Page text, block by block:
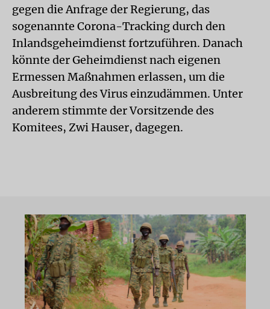
gegen die Anfrage der Regierung, das
sogenannte Corona-Tracking durch den
Inlandsgeheimdienst fortzuführen. Danach
könnte der Geheimdienst nach eigenen
Ermessen Maßnahmen erlassen, um die
Ausbreitung des Virus einzudämmen. Unter
anderem stimmte der Vorsitzende des
Komitees, Zwi Hauser, dagegen.